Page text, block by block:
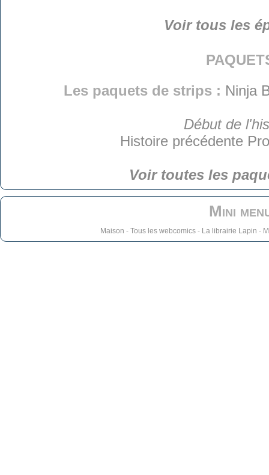
Voir tous les
Les paquets de strips : Ninja
Début de
Histoire précédente
Voir toutes les
Mini
Maison - Tous les webcomics- La librairie Lapin -